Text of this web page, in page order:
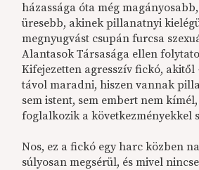
házassága óta még
üresebb, akinek pillanatnyi
megnyugvást csupán furcsa
Alantasok Társasága ellen
Kifejezetten agresszív fickó,
távol maradni, hiszen vannak
sem istent, sem embert nem
foglalkozik a következményekkel
Nos, ez a fickó egy harc közben
súlyosan megsérül, és mivel